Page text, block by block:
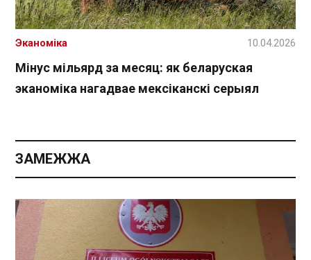
Мінус мільярд за месяц: як беларуская
эканоміка нагадвае мексіканскі серыял
Эканоміка 10.04.2026
ЗАМЕЖЖА